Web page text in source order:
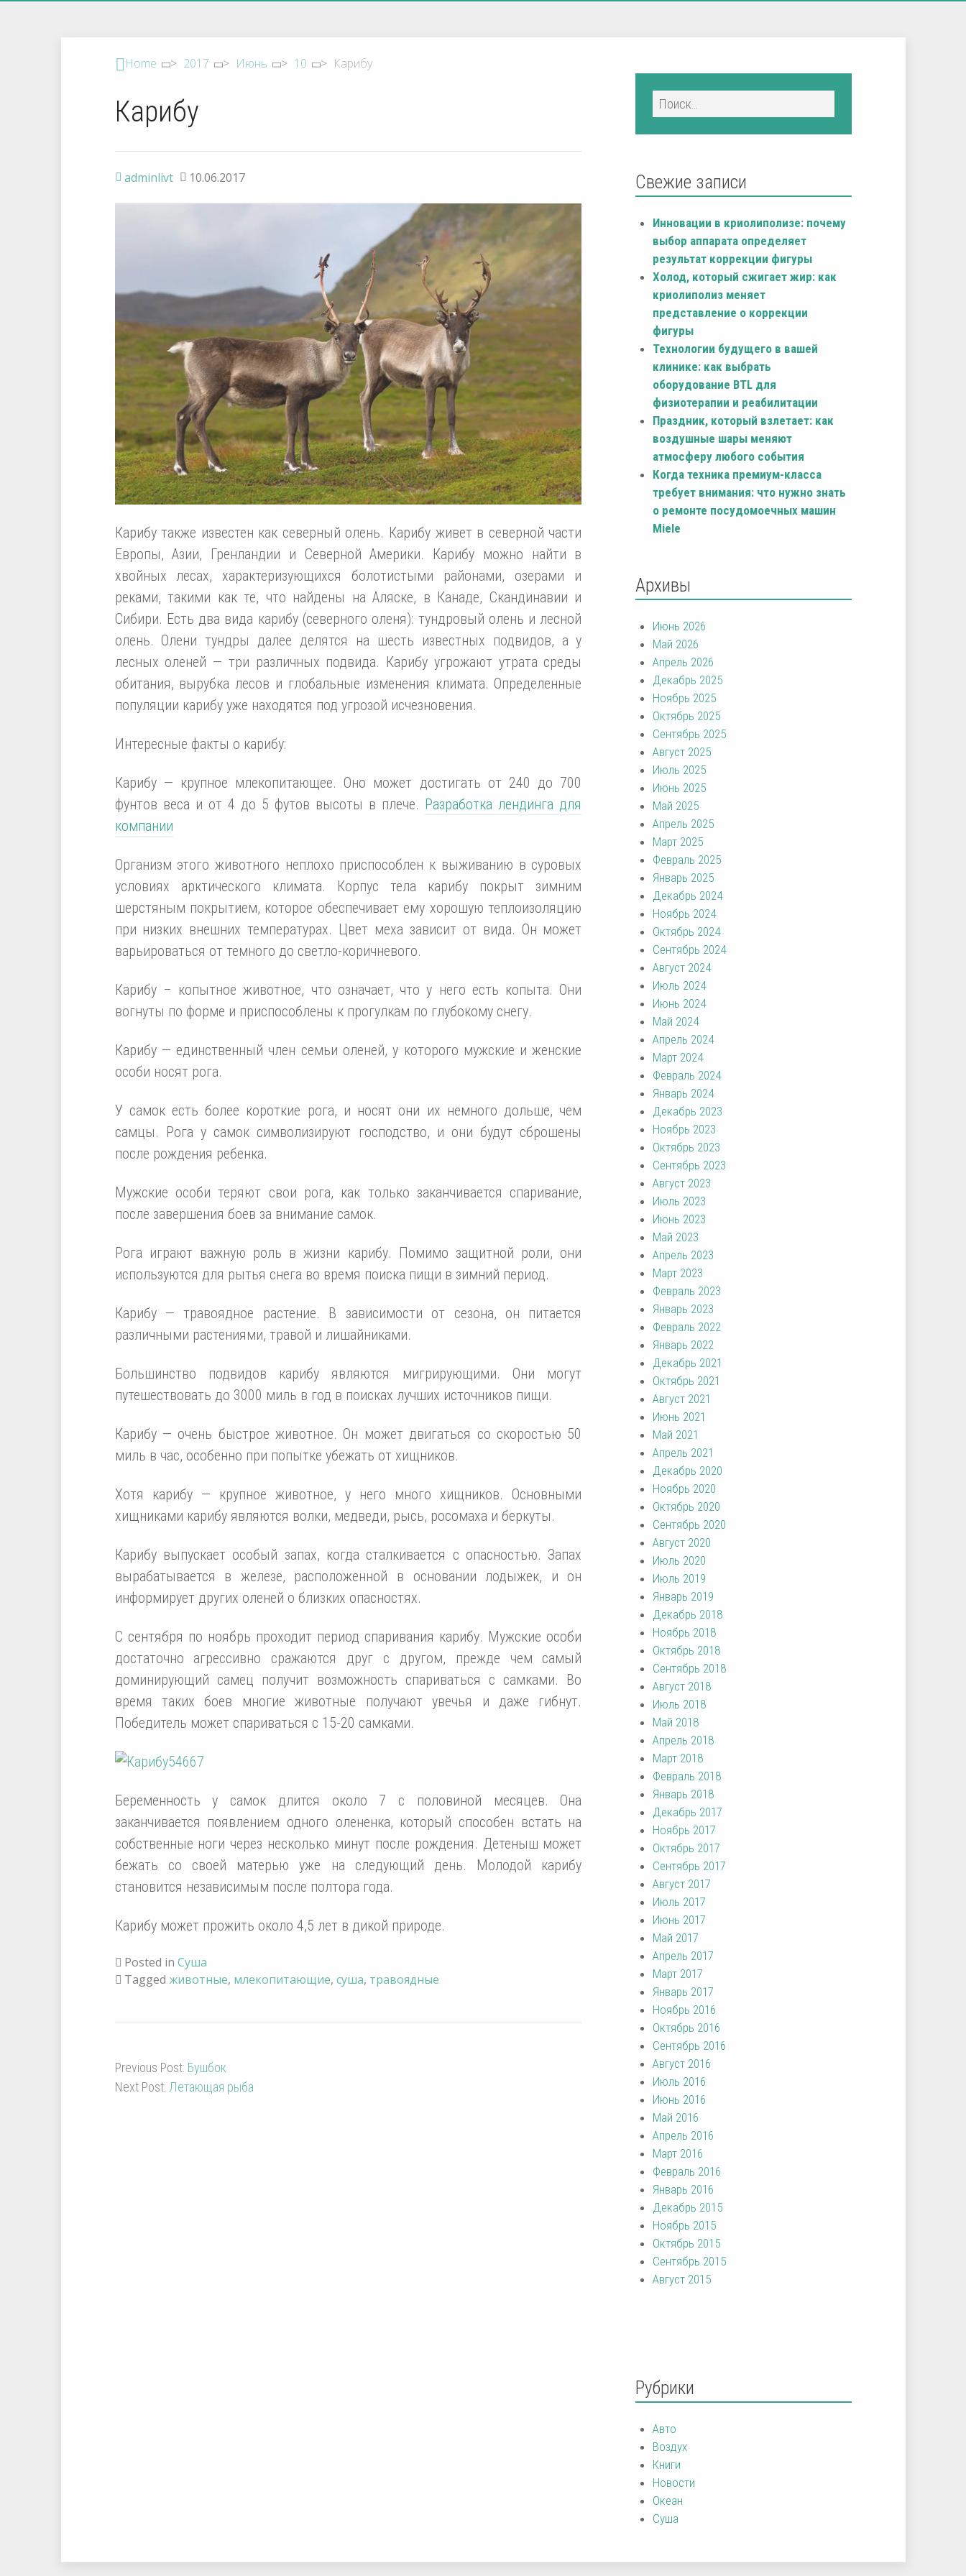
Home > 2017 > Июнь > 10 > Карибу
Карибу
adminlivt 10.06.2017
Карибу также известен как северный олень. Карибу живет в северной части
Европы, Азии, Гренландии и Северной Америки. Карибу можно найти в
хвойных лесах, характеризующихся болотистыми районами, озерами и
реками, такими как те, что найдены на Аляске, в Канаде, Скандинавии и
Сибири. Есть два вида карибу (северного оленя): тундровый олень и лесной
олень. Олени тундры далее делятся на шесть известных подвидов, а у
лесных оленей — три различных подвида. Карибу угрожают утрата среды
обитания, вырубка лесов и глобальные изменения климата. Определенные
популяции карибу уже находятся под угрозой исчезновения.
Интересные факты о карибу:
Карибу — крупное млекопитающее. Оно может достигать от 240 до 700
фунтов веса и от 4 до 5 футов высоты в плече. Разработка лендинга для
компании
Организм этого животного неплохо приспособлен к выживанию в суровых
условиях арктического климата. Корпус тела карибу покрыт зимним
шерстяным покрытием, которое обеспечивает ему хорошую теплоизоляцию
при низких внешних температурах. Цвет меха зависит от вида. Он может
варьироваться от темного до светло-коричневого.
Карибу – копытное животное, что означает, что у него есть копыта. Они
вогнуты по форме и приспособлены к прогулкам по глубокому снегу.
Карибу — единственный член семьи оленей, у которого мужские и женские
особи носят рога.
У самок есть более короткие рога, и носят они их немного дольше, чем
самцы. Рога у самок символизируют господство, и они будут сброшены
после рождения ребенка.
Мужские особи теряют свои рога, как только заканчивается спаривание,
после завершения боев за внимание самок.
Рога играют важную роль в жизни карибу. Помимо защитной роли, они
используются для рытья снега во время поиска пищи в зимний период.
Карибу — травоядное растение. В зависимости от сезона, он питается
различными растениями, травой и лишайниками.
Большинство подвидов карибу являются мигрирующими. Они могут
путешествовать до 3000 миль в год в поисках лучших источников пищи.
Карибу — очень быстрое животное. Он может двигаться со скоростью 50
миль в час, особенно при попытке убежать от хищников.
Хотя карибу — крупное животное, у него много хищников. Основными
хищниками карибу являются волки, медведи, рысь, росомаха и беркуты.
Карибу выпускает особый запах, когда сталкивается с опасностью. Запах
вырабатывается в железе, расположенной в основании лодыжек, и он
информирует других оленей о близких опасностях.
С сентября по ноябрь проходит период спаривания карибу. Мужские особи
достаточно агрессивно сражаются друг с другом, прежде чем самый
доминирующий самец получит возможность спариваться с самками. Во
время таких боев многие животные получают увечья и даже гибнут.
Победитель может спариваться с 15-20 самками.
Беременность у самок длится около 7 с половиной месяцев. Она
заканчивается появлением одного олененка, который способен встать на
собственные ноги через несколько минут после рождения. Детеныш может
бежать со своей матерью уже на следующий день. Молодой карибу
становится независимым после полтора года.
Карибу может прожить около 4,5 лет в дикой природе.
Posted in Суша
Tagged животные, млекопитающие, суша, травоядные
Previous Post: Бушбок
Next Post: Летающая рыба
Свежие записи
Инновации в криолиполизе: почему
выбор аппарата определяет
результат коррекции фигуры
Холод, который сжигает жир: как
криолиполиз меняет
представление о коррекции
фигуры
Технологии будущего в вашей
клинике: как выбрать
оборудование BTL для
физиотерапии и реабилитации
Праздник, который взлетает: как
воздушные шары меняют
атмосферу любого события
Когда техника премиум-класса
требует внимания: что нужно знать
о ремонте посудомоечных машин
Miele
Архивы
Июнь 2026
Май 2026
Апрель 2026
Декабрь 2025
Ноябрь 2025
Октябрь 2025
Сентябрь 2025
Август 2025
Июль 2025
Июнь 2025
Май 2025
Апрель 2025
Март 2025
Февраль 2025
Январь 2025
Декабрь 2024
Ноябрь 2024
Октябрь 2024
Сентябрь 2024
Август 2024
Июль 2024
Июнь 2024
Май 2024
Апрель 2024
Март 2024
Февраль 2024
Январь 2024
Декабрь 2023
Ноябрь 2023
Октябрь 2023
Сентябрь 2023
Август 2023
Июль 2023
Июнь 2023
Май 2023
Апрель 2023
Март 2023
Февраль 2023
Январь 2023
Февраль 2022
Январь 2022
Декабрь 2021
Октябрь 2021
Август 2021
Июнь 2021
Май 2021
Апрель 2021
Декабрь 2020
Ноябрь 2020
Октябрь 2020
Сентябрь 2020
Август 2020
Июль 2020
Июль 2019
Январь 2019
Декабрь 2018
Ноябрь 2018
Октябрь 2018
Сентябрь 2018
Август 2018
Июль 2018
Май 2018
Апрель 2018
Март 2018
Февраль 2018
Январь 2018
Декабрь 2017
Ноябрь 2017
Октябрь 2017
Сентябрь 2017
Август 2017
Июль 2017
Июнь 2017
Май 2017
Апрель 2017
Март 2017
Январь 2017
Ноябрь 2016
Октябрь 2016
Сентябрь 2016
Август 2016
Июль 2016
Июнь 2016
Май 2016
Апрель 2016
Март 2016
Февраль 2016
Январь 2016
Декабрь 2015
Ноябрь 2015
Октябрь 2015
Сентябрь 2015
Август 2015
Рубрики
Авто
Воздух
Книги
Новости
Океан
Суша